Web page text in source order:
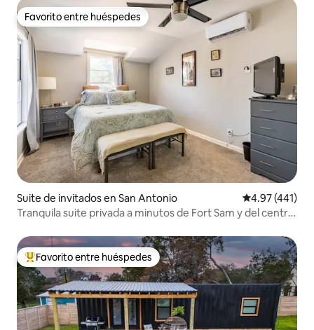
Favorito entre huéspedes
Favorito entre huéspedes
Suite de invitados en San Antonio Calificación
4.97 (441)
Tranquila suite privada a minutos de Fort Sam y del centro
Favorito entre huéspedes preferido
Favorito entre huéspedes